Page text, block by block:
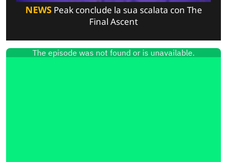
NEWSPeak conclude la sua scalata con The
Final Ascent